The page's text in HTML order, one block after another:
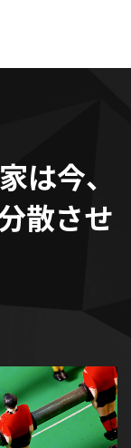
は今、
散させ